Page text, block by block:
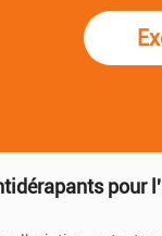
revêtement est